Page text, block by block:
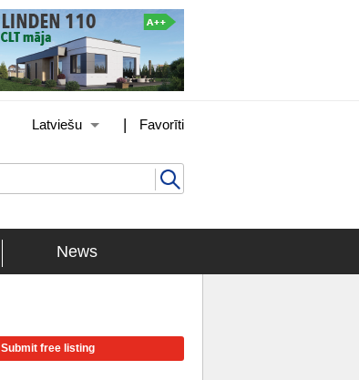
Favorīti
|
Latviešu
News
Submit free listing